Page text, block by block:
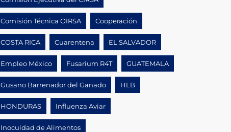
Comisión Técnica OIRSA Cooperación
COSTA RICA Cuarentena EL SALVADOR
Empleo México Fusarium R4T GUATEMALA
Gusano Barrenador del Ganado HLB
HONDURAS Influenza Aviar
Inocuidad de Alimentos